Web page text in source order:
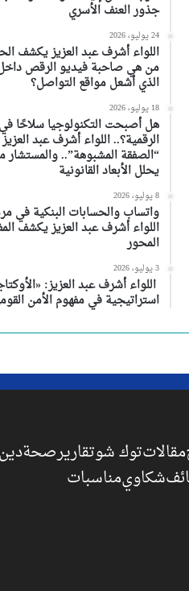
جذور العنف الأسري
24 يوليو، 2026
اللواء أشرف عبد العزيز يكشف
من هي صاحبة فيديو الرقص داخل
الذي أشعل مواقع التواصل؟
18 يوليو، 2026
هل أصبحت التكنولوجيا سلاحًا
الرقمية؟.. اللواء أشرف عبد
“الصفقة المشبوهة”.. والمستشار
يحلل الأبعاد القانونية
8 يوليو، 2026
واتساب والحسابات البنكية في
اللواء أشرف عبد العزيز يكشف
المحور
3 يوليو، 2026
اللواء أشرف عبد العزيز:
استراتيجية في مفهوم الأمن
مقالاتتوك شوتقاريرصحةدين
شكاويمناسبات